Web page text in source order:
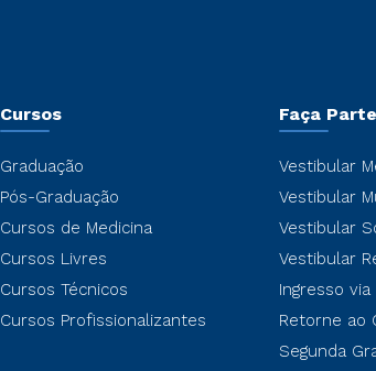
Cursos
Graduação
Pós-Graduação
Cursos de Medicina
Cursos Livres
Cursos Técnicos
Cursos Profissionalizantes
Faça Parte
Vestibular
Vestibular
Vestibular
Vestibular
Ingresso
Retorne ao
Segunda